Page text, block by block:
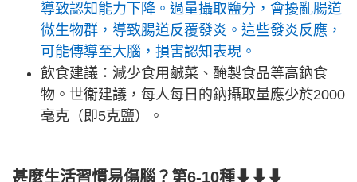
導致認知能力下降。 過量攝取鹽分，會擾亂腸道
微生物群，導致腸道反覆發炎。這些發炎反應，
可能傳導至大腦，損害認知表現。
飲食建議：減少食用鹹菜、醃製食品等高鈉食
物。世衞建議，每人每日的鈉攝取量應少於2000
毫克（即5克鹽）。
甚麼生活習慣易傷腦？第6-10種⬇⬇⬇